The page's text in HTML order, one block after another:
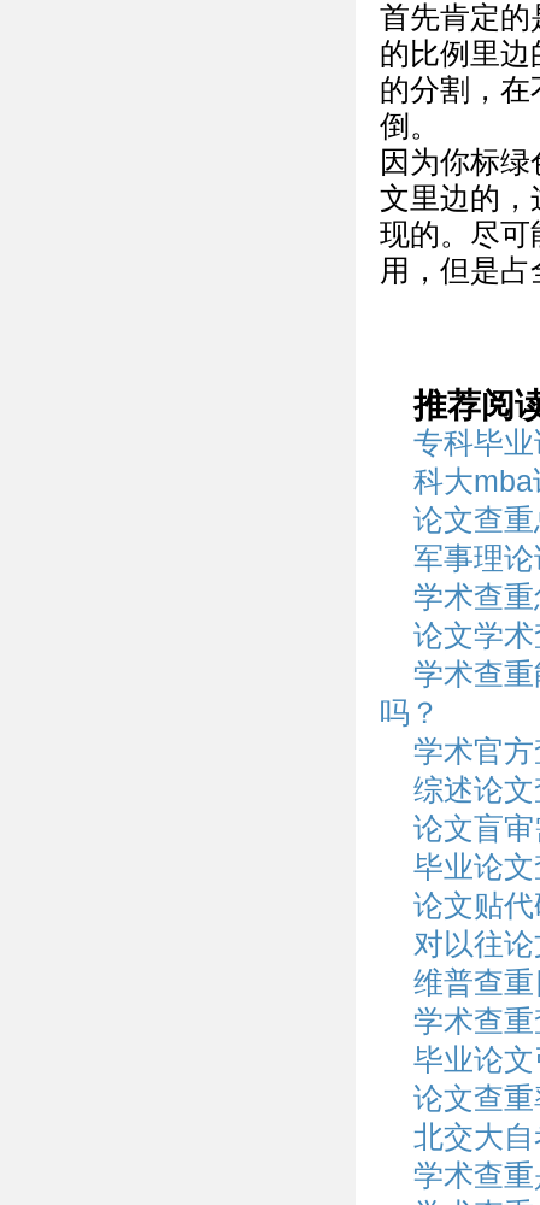
首先肯定的
的比例里
的分割，
倒。
因为你标
文里边的，
现的。尽可
用，但是
推荐阅
专科毕
科大
论文查
军事理
学术查
论文学
学术查
吗？
学术官
综述论
论文盲
毕业论
论文贴
对以往
维普查
学术查
毕业论
论文查
北交大
学术查